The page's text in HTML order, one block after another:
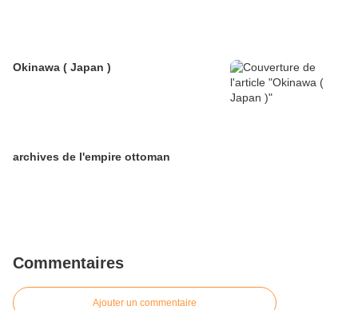
Okinawa ( Japan )
archives de l'empire ottoman
Commentaires
Ajouter un commentaire